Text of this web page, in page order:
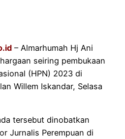
– Almarhumah Hj Ani
seiring pembukaan
(HPN) 2023 di
Willem Iskandar, Selasa
tersebut dinobatkan
Jurnalis Perempuan di